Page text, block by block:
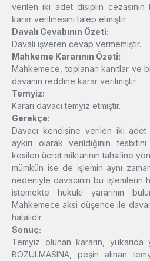
verilen iki adet disiplin cezasının
karar verilmesini talep etmiştir.
Davalı Cevabının Özeti:
Davalı işveren cevap vermemiştir.
Mahkeme Kararının Özeti:
Mahkemece, toplanan kanıtlar ve
davanın reddine karar verilmiştir.
Temyiz:
Kararı davacı temyiz etmiştir.
Gerekçe:
Davacı kendisine verilen iki adet
aykırı olarak verildiğinin
kesilen ücret miktarının tahsiline
mümkün ise de işlemin aynı
nedeniyle davacının bu işlemlerin
istemekte hukuki yararının
Mahkemece aksi düşence ile
hatalıdır.
Sonuç:
Temyiz olunan kararın, yukarıda
BOZULMASINA, peşin alınan